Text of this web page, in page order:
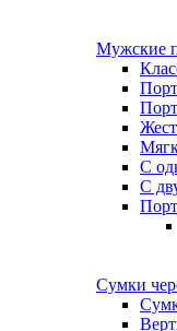
Мужские
С
С
Сумки